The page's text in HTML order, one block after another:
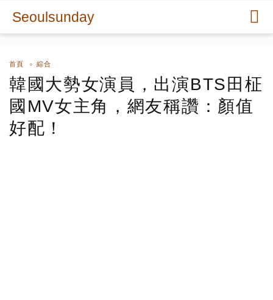
Seoulsunday
首頁 綜合
韓國大勢女演員，出演BTS田柾
國MV女主角，網友稱讚：顏值
好配！